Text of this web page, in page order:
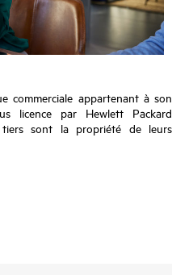
commerciale appartenant à son
licence par Hewlett Packard
tiers sont la propriété de leurs